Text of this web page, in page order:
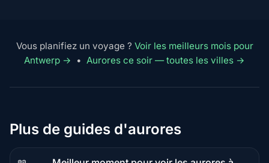
Vous planifiez un voyage ? Voir les meilleurs mois pour
Antwerp →
• Aurores ce soir — toutes les villes →
Plus de guides d'aurores